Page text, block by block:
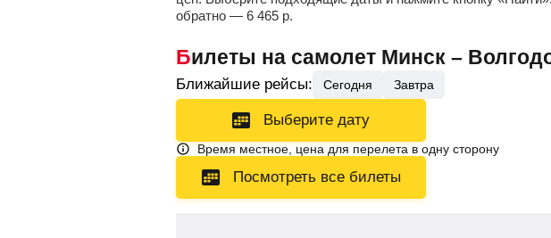
обратно — 6 465 р.
Билеты на самолет Минск –
Ближайшие рейсы: Сегодня Завтра
Выберите дату
Время местное, цена для перелета в одну сторону
Посмотреть все билеты